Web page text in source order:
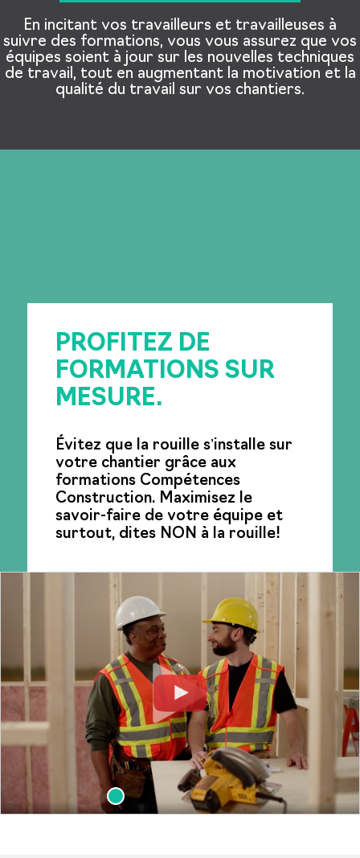
En incitant vos travailleurs et travailleuses à
suivre des formations, vous vous assurez que vos
équipes soient à jour sur les nouvelles techniques
de travail, tout en augmentant la motivation et la
qualité du travail sur vos chantiers.
PROFITEZ DE
FORMATIONS SUR
MESURE.
Évitez que la rouille s’installe sur
votre chantier grâce aux
formations Compétences
Construction. Maximisez le
savoir-faire de votre équipe et
surtout, dites NON à la rouille!